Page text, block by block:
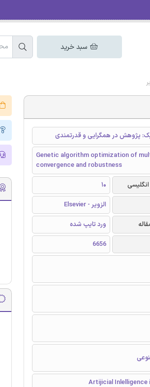
سبد خرید
پژوهش در همگرایی و قدرتمندی
Genetic algorithm optimization of
convergence and robustness
10
الزویر - Elsevier
ورد تایپ شده
6656